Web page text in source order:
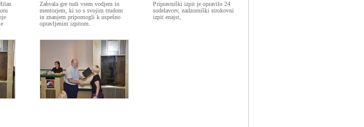
Zahvala gre tudi vsem vodjem in
mentorjem, ki so s svojim trudom
in znanjem pripomogli k uspešno
opravljenim izpitom.
Pripravniški izpit je opravilo 24
sodelavcev, nadzorniški strokovni
izpit enajst,